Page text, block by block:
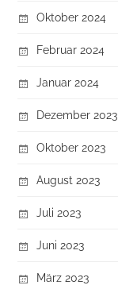
Oktober 2024
Februar 2024
Januar 2024
Dezember 2023
Oktober 2023
August 2023
Juli 2023
Juni 2023
März 2023